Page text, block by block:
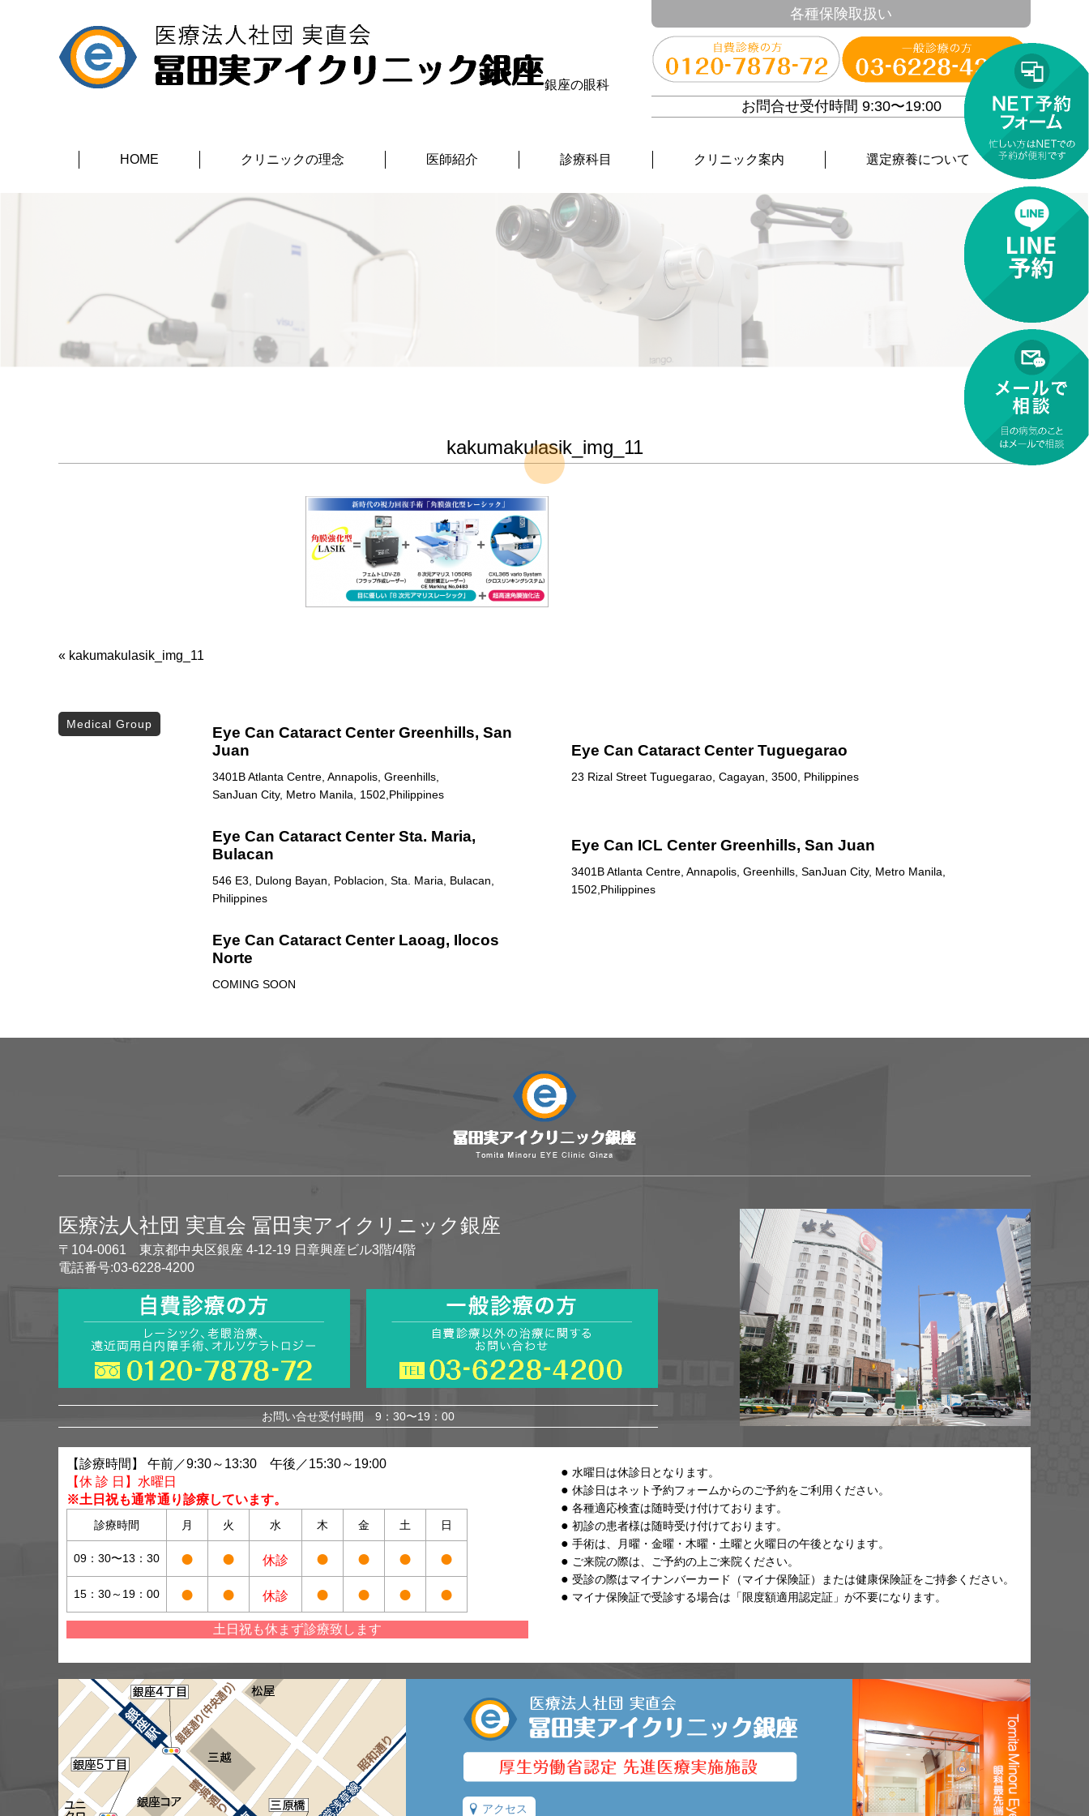
銀座の眼科
各種保険取扱い
お問合せ受付時間 9:30〜19:00
HOME クリニックの理念 医師紹介 診療科目 クリニック案内 選定療養について
kakumakulasik_img_11
« kakumakulasik_img_11
Medical Group
Eye Can Cataract Center Greenhills, San
Juan
3401B Atlanta Centre, Annapolis, Greenhills,
SanJuan City, Metro Manila, 1502,Philippines
Eye Can Cataract Center Tuguegarao
23 Rizal Street Tuguegarao, Cagayan, 3500, Philippines
Eye Can Cataract Center Sta. Maria,
Bulacan
546 E3, Dulong Bayan, Poblacion, Sta. Maria, Bulacan,
Philippines
Eye Can ICL Center Greenhills, San Juan
3401B Atlanta Centre, Annapolis, Greenhills, SanJuan City, Metro Manila,
1502,Philippines
Eye Can Cataract Center Laoag, Ilocos
Norte
COMING SOON
医療法人社団 実直会 冨田実アイクリニック銀座
〒104-0061 東京都中央区銀座 4-12-19 日章興産ビル3階/4階
電話番号:03-6228-4200
お問い合せ受付時間 9：30〜19：00
【診療時間】 午前／9:30～13:30 午後／15:30～19:00
【休 診 日】水曜日
※土日祝も通常通り診療しています。
診療時間 月 火 水 木 金 土 日
09：30〜13：30 ● ● 休診 ● ● ● ●
15：30～19：00 ● ● 休診 ● ● ● ●
土日祝も休まず診療致します
水曜日は休診日となります。
休診日はネット予約フォームからのご予約をご利用ください。
各種適応検査は随時受け付けております。
初診の患者様は随時受け付けております。
手術は、月曜・金曜・木曜・土曜と火曜日の午後となります。
ご来院の際は、ご予約の上ご来院ください。
受診の際はマイナンバーカード（マイナ保険証）または健康保険証をご持参ください。
マイナ保険証で受診する場合は「限度額適用認定証」が不要になります。
アクセス